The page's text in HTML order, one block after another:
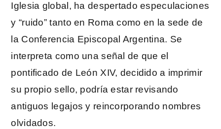
Iglesia global, ha despertado especulaciones
y “ruido” tanto en Roma como en la sede de
la Conferencia Episcopal Argentina. Se
interpreta como una señal de que el
pontificado de León XIV, decidido a imprimir
su propio sello, podría estar revisando
antiguos legajos y reincorporando nombres
olvidados.